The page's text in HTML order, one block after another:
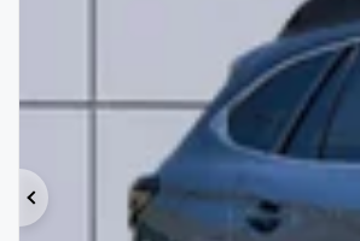
Précédent